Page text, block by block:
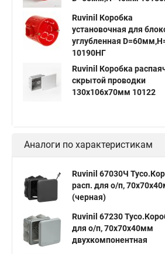
Ruvinil Коробка
установочная для
углубленная
10190НГ
Ruvinil Коробка
скрытой проводки
130х106х70мм 10122
Аналоги по характеристикам
Ruvinil 67030Ч
расп. для о/п,
(черная)
Ruvinil 67230
для о/п, 70х70х40мм
двухкомпонентная